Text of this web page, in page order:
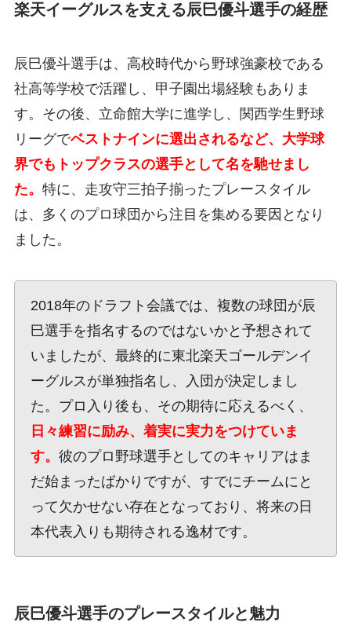
楽天イーグルスを支える辰巳優斗選手の経歴
辰巳優斗選手は、高校時代から野球強豪校である
社高等学校で活躍し、甲子園出場経験もありま
す。その後、立命館大学に進学し、関西学生野球
リーグでベストナインに選出されるなど、大学球
界でもトップクラスの選手として名を馳せまし
た。 特に、走攻守三拍子揃ったプレースタイル
は、多くのプロ球団から注目を集める要因となり
ました。
2018年のドラフト会議では、複数の球団が辰
巳選手を指名するのではないかと予想されて
いましたが、最終的に東北楽天ゴールデンイ
ーグルスが単独指名し、入団が決定しまし
た。プロ入り後も、その期待に応えるべく、
日々練習に励み、着実に実力をつけていま
す。 彼のプロ野球選手としてのキャリアはま
だ始まったばかりですが、すでにチームにと
って欠かせない存在となっており、将来の日
本代表入りも期待される逸材です。
辰巳優斗選手のプレースタイルと魅力